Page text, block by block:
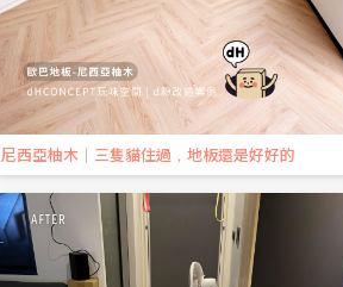
尼西亞柚木｜三隻貓住過，地板還是好好的